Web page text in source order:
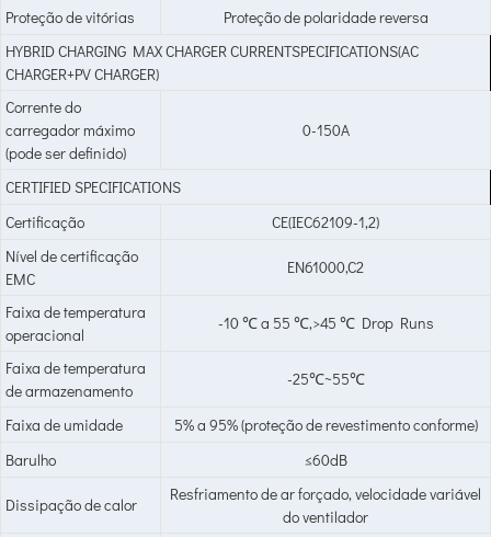
Proteção de vitórias
Proteção de polaridade reversa
HYBRID CHARGING MAX CHARGER CURRENTSPECIFICATIONS(AC
CHARGER+PV CHARGER)
Corrente do
carregador máximo
(pode ser definido)
0-150A
CERTIFIED SPECIFICATIONS
Certificação
CE(IEC62109-1,2)
Nível de certificação
EMC
EN61000,C2
Faixa de temperatura
operacional
-10 ℃ a 55 ℃,>45 ℃ Drop Runs
Faixa de temperatura
de armazenamento
-25℃~55℃
Faixa de umidade
5% a 95% (proteção de revestimento conforme)
Barulho
≤60dB
Dissipação de calor
Resfriamento de ar forçado, velocidade variável
do ventilador